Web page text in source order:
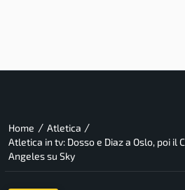
Home / Atletica /
Atletica in tv: Dosso e Diaz a Oslo, poi il
Angeles su Sky